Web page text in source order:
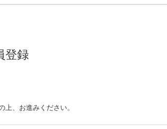
登録
上、お進みください。